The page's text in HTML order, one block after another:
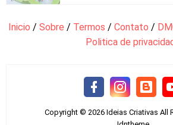
Inicio / Sobre / Termos / Contato /
Politica de
Copyright © 2026 Ideias Criativas All